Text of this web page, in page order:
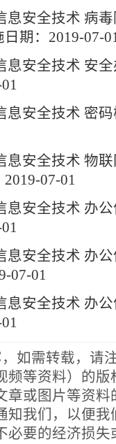
息安全技术 病
期：2019-07-
息安全技术 安
息安全技术 密
息安全技术 物
07-01
息安全技术 办
息安全技术 办
07-01
息安全技术 办
如需转载，请
频等资料）的版
章或图片等资料
知我们，以便我
必要的经济损失